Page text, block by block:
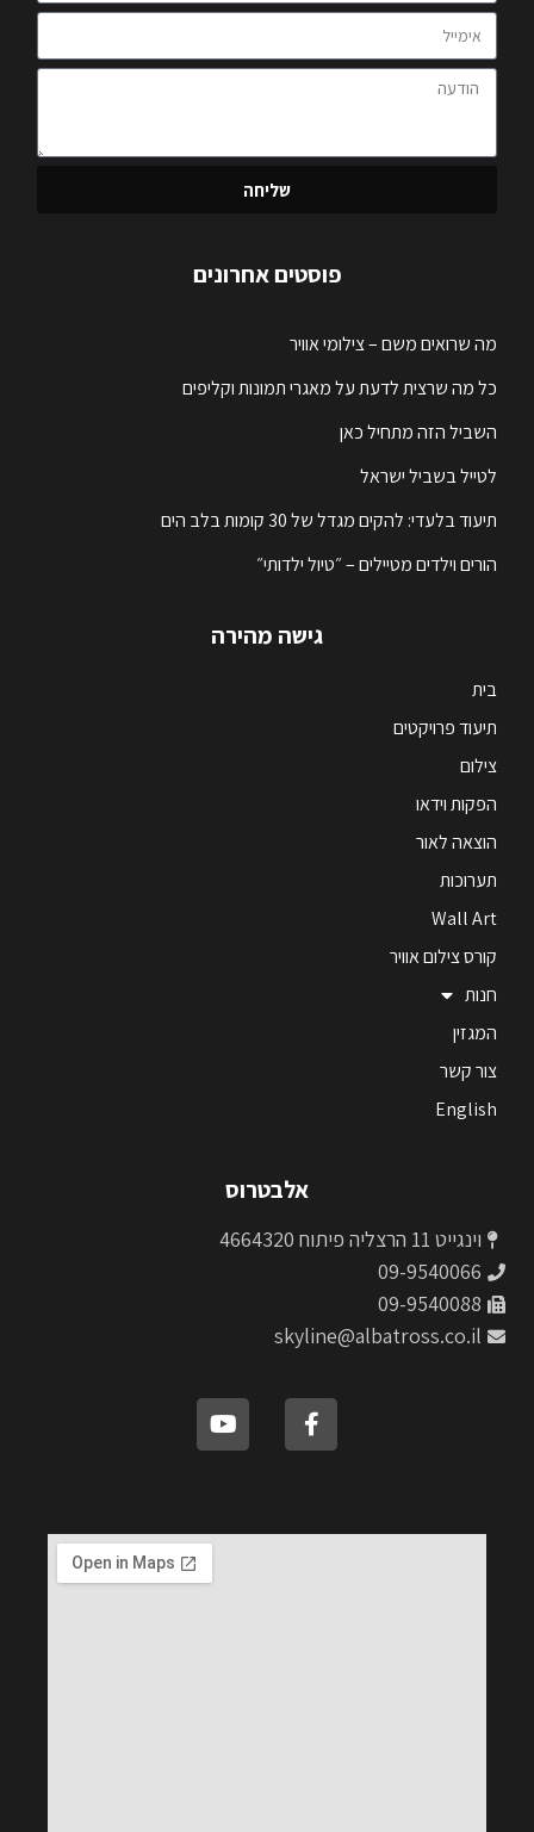
שליחה
פוסטים אחרונים
מה שרואים משם – צילומי אוויר
כל מה שרצית לדעת על מאגרי תמונות וקליפים
השביל הזה מתחיל כאן
לטייל בשביל ישראל
תיעוד בלעדי: להקים מגדל של 30 קומות בלב הים
הורים וילדים מטיילים – ״טיול ילדותי״
גישה מהירה
בית
תיעוד פרויקטים
צילום
הפקות וידאו
הוצאה לאור
תערוכות
Wall Art
קורס צילום אוויר
חנות
המגזין
צור קשר
English
אלבטרוס
וינגייט 11 הרצליה פיתוח 4664320
09-9540066
09-9540088
skyline@albatross.co.il